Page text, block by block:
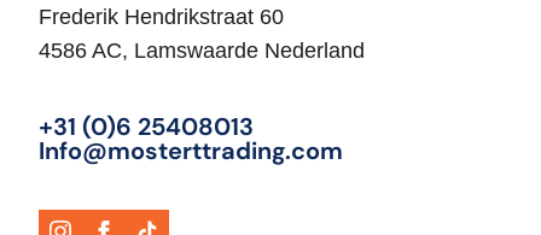
Frederik Hendrikstraat 60
4586 AC, Lamswaarde Nederland
+31 (0)6 25408013
Info@mosterttrading.com